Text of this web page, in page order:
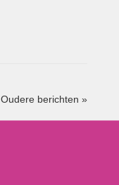
Oudere berichten »